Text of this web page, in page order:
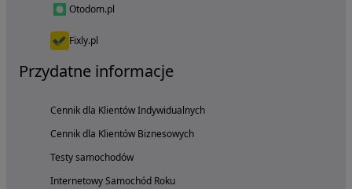
Otodom.pl
Fixly.pl
Przydatne informacje
Cennik dla Klientów Indywidualnych
Cennik dla Klientów Biznesowych
Testy samochodów
Internetowy Samochód Roku